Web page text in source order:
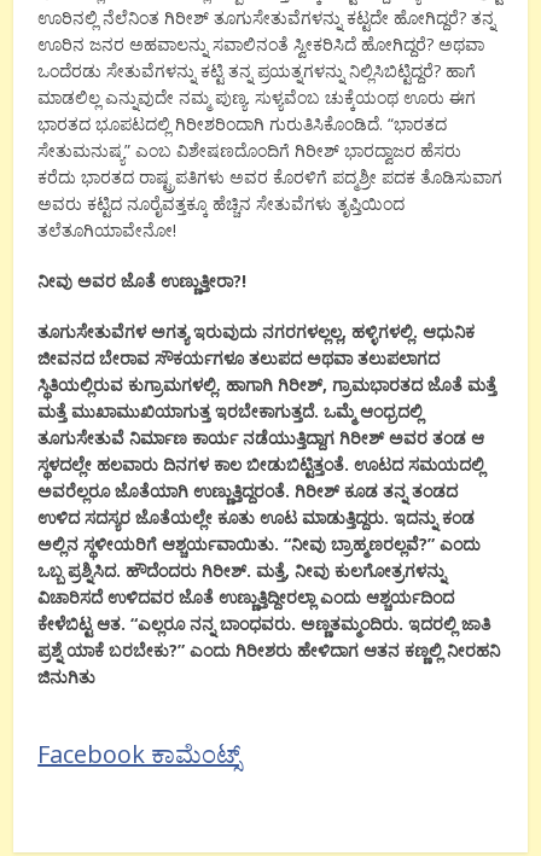
ಊರಿನಲ್ಲಿ ನೆಲೆನಿಂತ ಗಿರೀಶ್ ತೂಗುಸೇತುವೆಗಳನ್ನು ಕಟ್ಟದೇ ಹೋಗಿದ್ದರೆ? ತನ್ನ
ಊರಿನ ಜನರ ಅಹವಾಲನ್ನು ಸವಾಲಿನಂತೆ ಸ್ವೀಕರಿಸಿದೆ ಹೋಗಿದ್ದರೆ? ಅಥವಾ
ಒಂದೆರಡು ಸೇತುವೆಗಳನ್ನು ಕಟ್ಟಿ ತನ್ನ ಪ್ರಯತ್ನಗಳನ್ನು ನಿಲ್ಲಿಸಿಬಿಟ್ಟಿದ್ದರೆ? ಹಾಗೆ
ಮಾಡಲಿಲ್ಲ ಎನ್ನುವುದೇ ನಮ್ಮ ಪುಣ್ಯ. ಸುಳ್ಯವೆಂಬ ಚುಕ್ಕೆಯಂಥ ಊರು ಈಗ
ಭಾರತದ ಭೂಪಟದಲ್ಲಿ ಗಿರೀಶರಿಂದಾಗಿ ಗುರುತಿಸಿಕೊಂಡಿದೆ. “ಭಾರತದ
ಸೇತುಮನುಷ್ಯ” ಎಂಬ ವಿಶೇಷಣದೊಂದಿಗೆ ಗಿರೀಶ್ ಭಾರದ್ವಾಜರ ಹೆಸರು
ಕರೆದು ಭಾರತದ ರಾಷ್ಟ್ರಪತಿಗಳು ಅವರ ಕೊರಳಿಗೆ ಪದ್ಮಶ್ರೀ ಪದಕ ತೊಡಿಸುವಾಗ
ಅವರು ಕಟ್ಟಿದ ನೂರೈವತ್ತಕ್ಕೂ ಹೆಚ್ಚಿನ ಸೇತುವೆಗಳು ತೃಪ್ತಿಯಿಂದ
ತಲೆತೂಗಿಯಾವೇನೋ!
ನೀವು ಅವರ ಜೊತೆ ಉಣ್ಣುತ್ತೀರಾ?!
ತೂಗುಸೇತುವೆಗಳ ಅಗತ್ಯ ಇರುವುದು ನಗರಗಳಲ್ಲಲ್ಲ, ಹಳ್ಳಿಗಳಲ್ಲಿ. ಆಧುನಿಕ
ಜೀವನದ ಬೇರಾವ ಸೌಕರ್ಯಗಳೂ ತಲುಪದ ಅಥವಾ ತಲುಪಲಾಗದ
ಸ್ಥಿತಿಯಲ್ಲಿರುವ ಕುಗ್ರಾಮಗಳಲ್ಲಿ. ಹಾಗಾಗಿ ಗಿರೀಶ್, ಗ್ರಾಮಭಾರತದ ಜೊತೆ ಮತ್ತೆ
ಮತ್ತೆ ಮುಖಾಮುಖಿಯಾಗುತ್ತ ಇರಬೇಕಾಗುತ್ತದೆ. ಒಮ್ಮೆ ಆಂಧ್ರದಲ್ಲಿ
ತೂಗುಸೇತುವೆ ನಿರ್ಮಾಣ ಕಾರ್ಯ ನಡೆಯುತ್ತಿದ್ದಾಗ ಗಿರೀಶ್ ಅವರ ತಂಡ ಆ
ಸ್ಥಳದಲ್ಲೇ ಹಲವಾರು ದಿನಗಳ ಕಾಲ ಬೀಡುಬಿಟ್ಟಿತ್ತಂತೆ. ಊಟದ ಸಮಯದಲ್ಲಿ
ಅವರೆಲ್ಲರೂ ಜೊತೆಯಾಗಿ ಉಣ್ಣುತ್ತಿದ್ದರಂತೆ. ಗಿರೀಶ್ ಕೂಡ ತನ್ನ ತಂಡದ
ಉಳಿದ ಸದಸ್ಯರ ಜೊತೆಯಲ್ಲೇ ಕೂತು ಊಟ ಮಾಡುತ್ತಿದ್ದರು. ಇದನ್ನು ಕಂಡ
ಅಲ್ಲಿನ ಸ್ಥಳೀಯರಿಗೆ ಆಶ್ಚರ್ಯವಾಯಿತು. “ನೀವು ಬ್ರಾಹ್ಮಣರಲ್ಲವೆ?” ಎಂದು
ಒಬ್ಬ ಪ್ರಶ್ನಿಸಿದ. ಹೌದೆಂದರು ಗಿರೀಶ್. ಮತ್ತೆ, ನೀವು ಕುಲಗೋತ್ರಗಳನ್ನು
ವಿಚಾರಿಸದೆ ಉಳಿದವರ ಜೊತೆ ಉಣ್ಣುತ್ತಿದ್ದೀರಲ್ಲಾ ಎಂದು ಆಶ್ಚರ್ಯದಿಂದ
ಕೇಳೆಬಿಟ್ಟ ಆತ. “ಎಲ್ಲರೂ ನನ್ನ ಬಾಂಧವರು. ಅಣ್ಣತಮ್ಮಂದಿರು. ಇದರಲ್ಲಿ ಜಾತಿ
ಪ್ರಶ್ನೆ ಯಾಕೆ ಬರಬೇಕು?” ಎಂದು ಗಿರೀಶರು ಹೇಳಿದಾಗ ಆತನ ಕಣ್ಣಲ್ಲಿ ನೀರಹನಿ
ಜಿನುಗಿತು
Facebook ಕಾಮೆಂಟ್ಸ್